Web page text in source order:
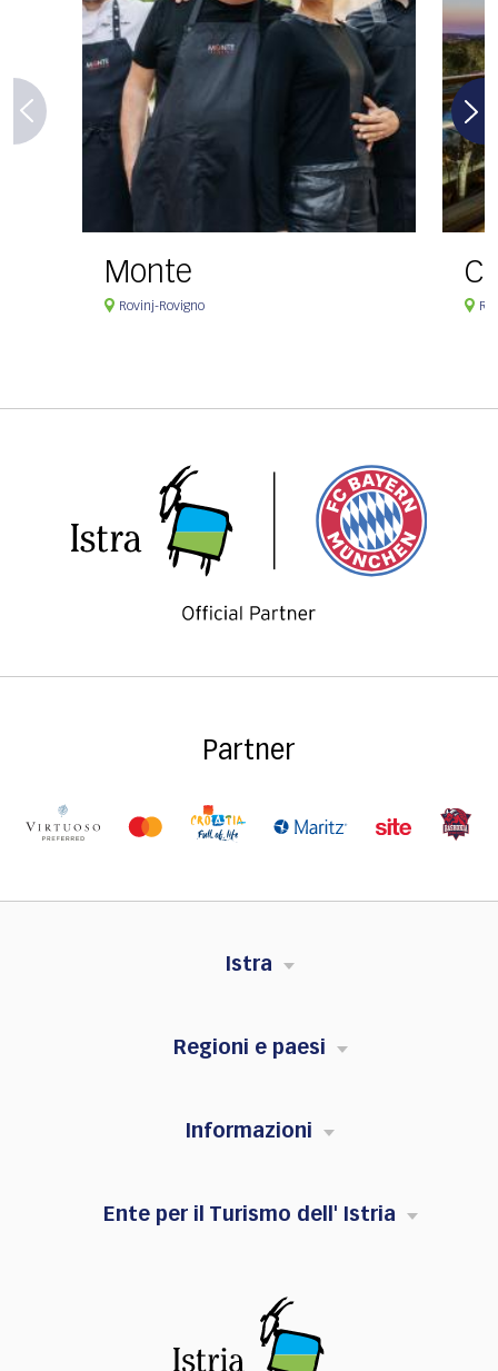
Monte
Rovinj-Rovigno
Partner
Istra
Regioni e paesi
Informazioni
Ente per il Turismo dell' Istria